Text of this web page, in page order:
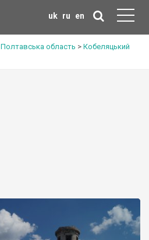
uk ru en
Полтавська область > Кобеляцький